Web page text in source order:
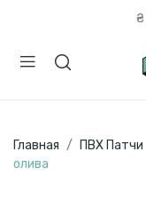
₴
Главная ПВХ Патчи
олива